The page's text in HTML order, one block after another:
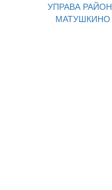
УПРАВА
МАТУШКИНО